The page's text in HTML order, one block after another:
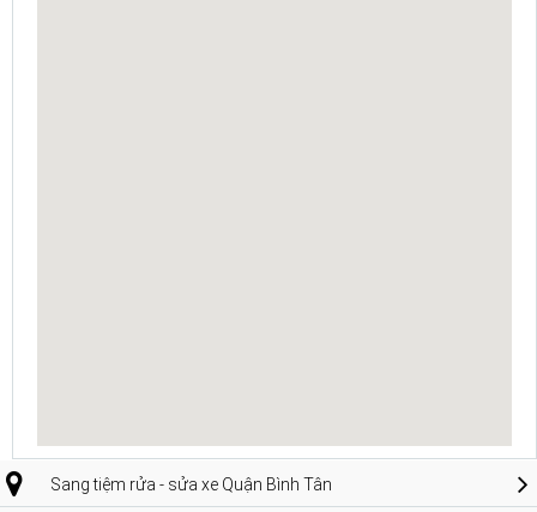
Sang tiệm rửa - sửa xe Quận Bình Tân